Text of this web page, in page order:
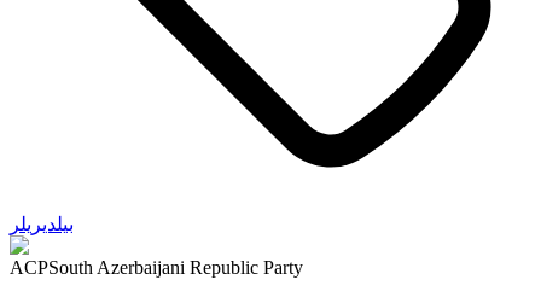
بیلدیریلر
ACPSouth Azerbaijani Republic Party